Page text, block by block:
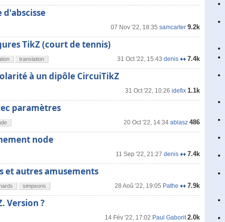
07 Nov '22, 18:35 samcarter 9.2k
TikZ (court de tennis)
31 Oct '22, 15:43 denis ♦♦ 7.4k
translation
à un dipôle CircuiTikZ
31 Oct '22, 10:26 idefix 1.1k
paramètres
20 Oct '22, 14:34 ablasz 486
node
11 Sep '22, 21:27 denis ♦♦ 7.4k
et autres amusements
28 Aoû '22, 19:05 Pathe ♦♦ 7.9k
simpsons
Version ?
14 Fév '22, 17:02 Paul Gaborit 2.0k